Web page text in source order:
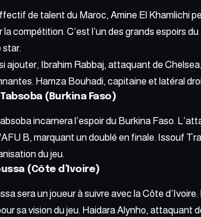
de talent du Maroc, Amine El Khamlichi
la compétition. C’est l’un des grands espoirs
star.
ajouter, Ibrahim Rabbaj, attaquant de
Hamza Bouhadi, capitaine et latéral
(Burkina Faso)
incarnera l’espoir du Burkina Faso.
B, marquant un doublé en finale. Issouf
du jeu.
(Côte d’Ivoire)
sera un joueur à suivre avec la Côte
sa vision du jeu. Haidara Alynho, attaquant